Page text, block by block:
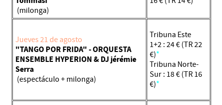
(milonga)
Jueves 21 de agosto
"TANGO POR FRIDA" - ORQUESTA
ENSEMBLE HYPERION& DJ jérémie
Serra
(espectáculo + milonga)
Tribuna Este
1+2 : 24 € (TR 22
€)*
Tribuna Norte-
Sur : 18 € (TR 16
€)*